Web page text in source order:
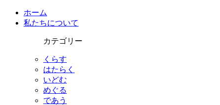
ホーム
私たちについて
カテゴリー
くらす
はたらく
いどむ
めぐる
であう